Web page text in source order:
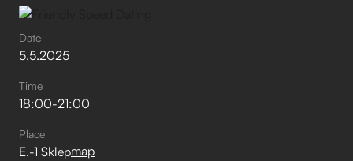
Date
5.5.2025
Time
18:00-21:00
Place
E.-1 Sklepmap